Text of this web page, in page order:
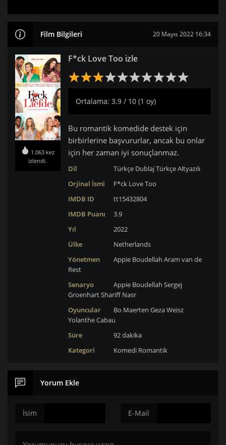
Film Bilgileri 20 Mayıs 2022 16:34
1.063 kez
izlendi.
F*ck Love Too izle
Ortalama: 3.9 / 10 (1 oy)
Bu romantik komedide destek için
birbirlerine başvururlar, ancak bu onlar
için her zaman iyi sonuçlanmaz.
Dil Türkçe DublajTürkçe Altyazılı
Orjinal İsmi
F*ck Love Too
IMDB ID
tt15432804
IMDB Puanı
3.9
Yıl
2022
Ülke
Netherlands
Yönetmen
Appie Boudellah Aram van de
Rest
Senaryo
Appie Boudellah Sergej
GroenhartShariff Nasr
Oyuncular
Bo Maerten Geza Weisz
Yolanthe Cabau
Süre
92 dakika
Kategori
Komedi Romantik
Yorum Ekle
İsim E-Mail